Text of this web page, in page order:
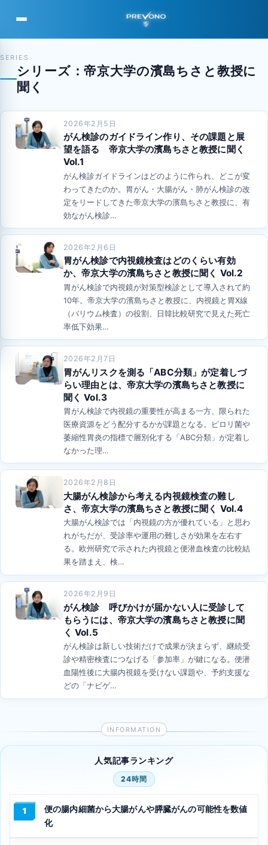
PREVONO
SERIES
シリーズ：帝京大学の濱島ちさと教授に
聞く
2026年2月5日
がん検診のガイドライン作り、その課題と展
望を語る 帝京大学の濱島ちさと教授に聞く
Vol.1
がん検診ガイドラインはどのように作られ、どこが変
わってきたのか。胃がん・大腸がん・肺がん検診の改
定をリードしてきた帝京大学の濱島ちさと教授に、有
効ながん検診…
2026年2月6日
胃がん検診で内視鏡検査はどのくらい有効
か、帝京大学の濱島ちさと教授に聞く Vol.2
胃がん検診で内視鏡が対策型検診として導入されて約
10年。帝京大学の濱島ちさと教授に、内視鏡と胃X線
（バリウム検査）の役割、日韓比較研究で見えた死亡
率低下効果…
2026年2月7日
胃がんリスクを測る「ABC分類」が定着しづ
らい理由とは、帝京大学の濱島ちさと教授に
聞く Vol.3
胃がん検診で内視鏡の重要性が高まる一方、限られた
医療資源をどう配分するかが課題となる。ピロリ菌や
萎縮性胃炎の指標で層別化する「ABC分類」が定着し
なかった理…
2026年2月8日
大腸がん検診から考える内視鏡検査の難し
さ、帝京大学の濱島ちさと教授に聞く Vol.4
大腸がん検診では「内視鏡の方が優れている」と思わ
れがちだが、受診率や運用の難しさが効果を左右す
る。欧州研究で示された内視鏡と便潜血検査の比較結
果を踏まえ、検…
2026年2月9日
がん検診 呼びかけが届かない人に受診して
もらうには、帝京大学の濱島ちさと教授に聞
く Vol.5
がん検診は新しい技術だけで成果が決まらず、継続受
診や精密検査につなげる「参加率」が鍵になる。便潜
血陽性後に大腸内視鏡を受けない課題や、予約支援な
どの「ナビゲ…
人気記事ランキング
24時間
1
便の腸内細菌から大腸がんや膵臓がんの可能性を数値
化